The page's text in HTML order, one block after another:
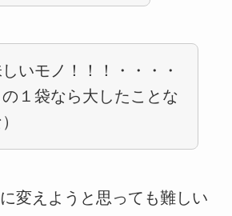
いモノ！！！・・・・
の１袋なら大したことな
変えようと思っても難しい